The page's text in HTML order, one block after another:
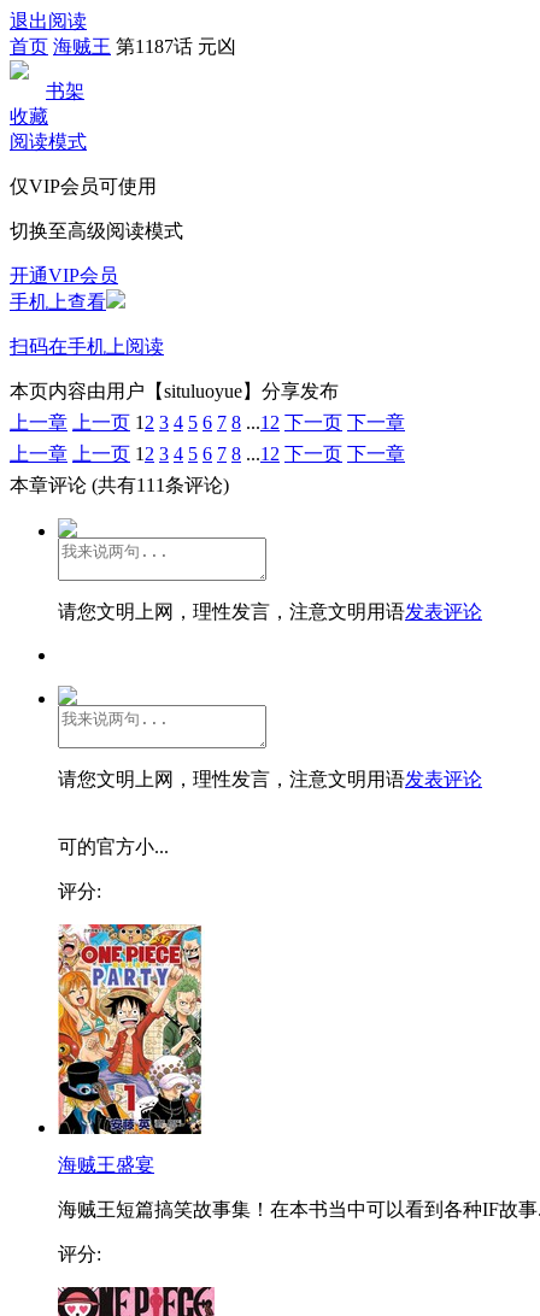
退出阅读
首页 海贼王 第1187话 元凶
书架
收藏
阅读模式
仅VIP会员可使用
切换至高级阅读模式
开通VIP会员
手机上查看
扫码在手机上阅读
本页内容由用户【situluoyue】分享发布
上一章
上一页 1 2 3 4 5 6 7 8 ...12 下一页 下一章
上一章
上一页 1 2 3 4 5 6 7 8 ...12 下一页 下一章
本章评论 (共有111条评论)
请您文明上网，理性发言，注意文明用语发表评论
请您文明上网，理性发言，注意文明用语发表评论
可的官方小...
评分:
海贼王盛宴
海贼王短篇搞笑故事集！在本书当中可以看到各种IF故事
评分: